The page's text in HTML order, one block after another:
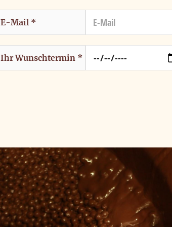
E-Mail
Ihr Wunschtermin
Datenschutzerklärung
Alle Akzeptieren